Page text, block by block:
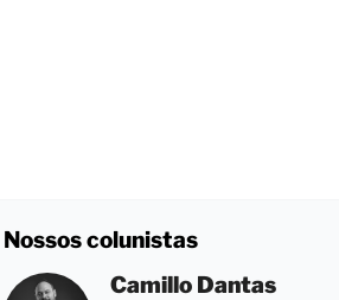
Nossos colunistas
Camillo Dantas